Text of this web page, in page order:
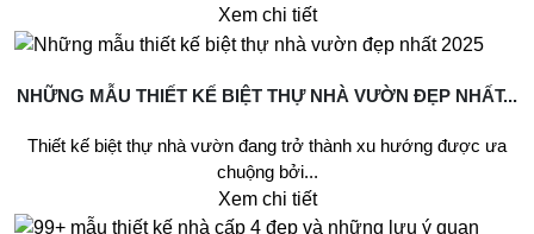
Xem chi tiết
NHỮNG MẪU THIẾT KẾ BIỆT THỰ NHÀ VƯỜN ĐẸP NHẤT...
Thiết kế biệt thự nhà vườn đang trở thành xu hướng được ưa
chuộng bởi...
Xem chi tiết